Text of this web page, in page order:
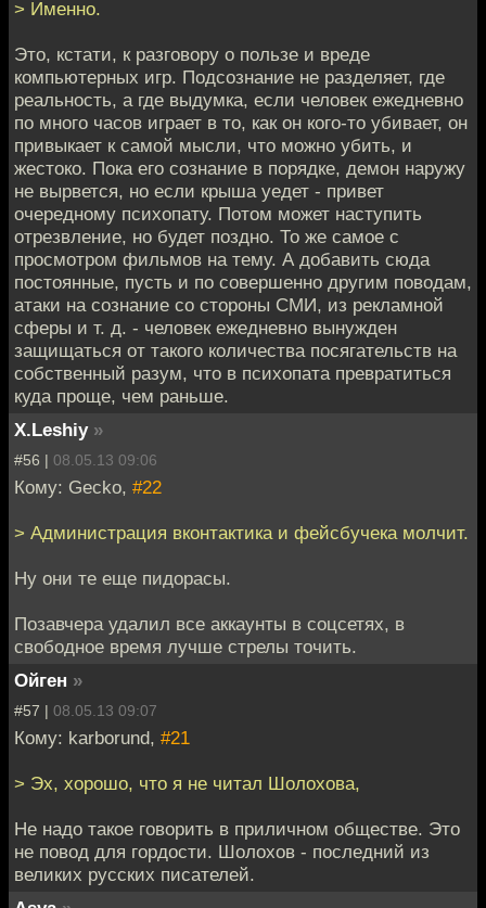
> Именно.
Это, кстати, к разговору о пользе и вреде
компьютерных игр. Подсознание не разделяет, где
реальность, а где выдумка, если человек ежедневно
по много часов играет в то, как он кого-то убивает, он
привыкает к самой мысли, что можно убить, и
жестоко. Пока его сознание в порядке, демон наружу
не вырвется, но если крыша уедет - привет
очередному психопату. Потом может наступить
отрезвление, но будет поздно. То же самое с
просмотром фильмов на тему. А добавить сюда
постоянные, пусть и по совершенно другим поводам,
атаки на сознание со стороны СМИ, из рекламной
сферы и т. д. - человек ежедневно вынужден
защищаться от такого количества посягательств на
собственный разум, что в психопата превратиться
куда проще, чем раньше.
X.Leshiy »
#56 | 08.05.13 09:06
Кому: Gecko, #22
> Администрация вконтактика и фейсбучека молчит.
Ну они те еще пидорасы.
Позавчера удалил все аккаунты в соцсетях, в
свободное время лучше стрелы точить.
Ойген »
#57 | 08.05.13 09:07
Кому: karborund, #21
> Эх, хорошо, что я не читал Шолохова,
Не надо такое говорить в приличном обществе. Это
не повод для гордости. Шолохов - последний из
великих русских писателей.